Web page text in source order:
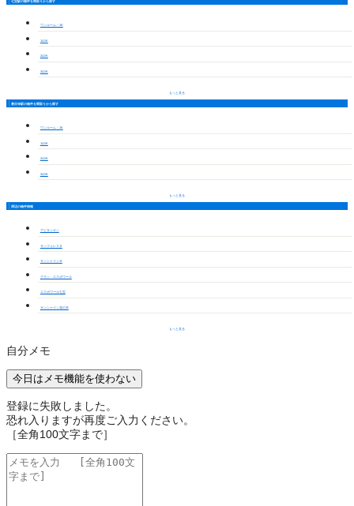
七宝駅の物件を間取りから探す
ワンルーム・1K
1LDK
2LDK
3LDK
もっと見る
甚目寺駅の物件を間取りから探す
ワンルーム・1K
1LDK
2LDK
3LDK
もっと見る
周辺の物件情報
アビタシオン
サンフォレスタ
サンシャインⅢ
グラン・エスポワール
エスポワール七宝
サンシャイン花の木
もっと見る
自分メモ
今日はメモ機能を使わない
登録に失敗しました。
恐れ入りますが再度ご入力ください。
［全角100文字まで］